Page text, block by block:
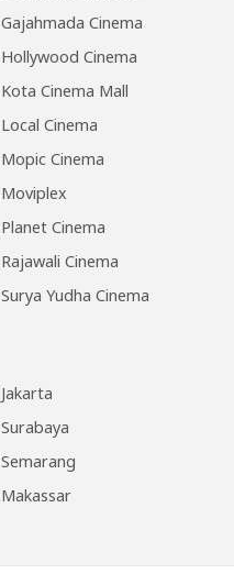
Gajahmada Cinema
Hollywood Cinema
Kota Cinema Mall
Local Cinema
Mopic Cinema
Moviplex
Planet Cinema
Rajawali Cinema
Surya Yudha Cinema
Jakarta
Surabaya
Semarang
Makassar